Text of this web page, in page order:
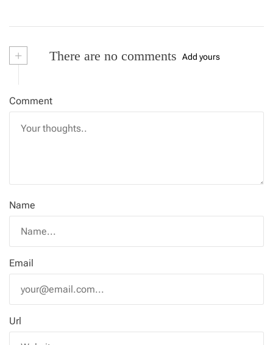
+ There are no comments Add yours
Comment
Name
Email
Url